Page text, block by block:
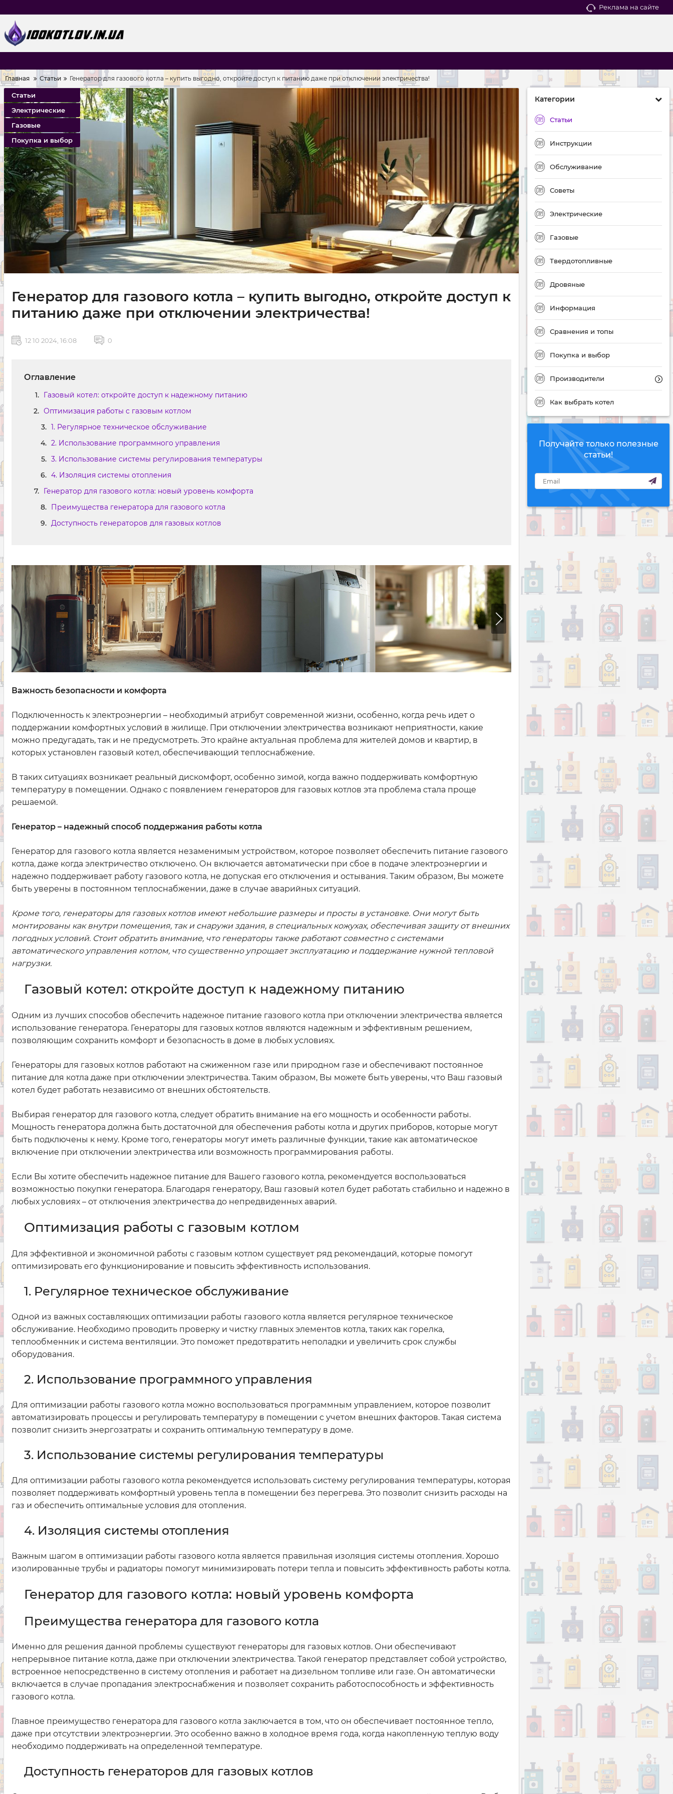
Реклама на сайте
Главная Статьи Генератор для газового котла – купить выгодно, откройте доступ к питанию даже при отключении электричества!
Категории
Статьи
Инструкции
Обслуживание
Советы
Электрические
Газовые
Твердотопливные
Дровяные
Информация
Сравнения и топы
Покупка и выбор
Производители
Как выбрать котел
Получайте только полезные
статьи!
Статьи
Электрические
Газовые
Покупка и выбор
Генератор для газового котла – купить выгодно, откройте доступ к
питанию даже при отключении электричества!
12 10 2024, 16:08 0
Оглавление
Газовый котел: откройте доступ к надежному питанию
Оптимизация работы с газовым котлом
1. Регулярное техническое обслуживание
2. Использование программного управления
3. Использование системы регулирования температуры
4. Изоляция системы отопления
Генератор для газового котла: новый уровень комфорта
Преимущества генератора для газового котла
Доступность генераторов для газовых котлов
Важность безопасности и комфорта
Подключенность к электроэнергии – необходимый атрибут современной жизни, особенно, когда речь идет о
поддержании комфортных условий в жилище. При отключении электричества возникают неприятности, какие
можно предугадать, так и не предусмотреть. Это крайне актуальная проблема для жителей домов и квартир, в
которых установлен газовый котел, обеспечивающий теплоснабжение.
В таких ситуациях возникает реальный дискомфорт, особенно зимой, когда важно поддерживать комфортную
температуру в помещении. Однако с появлением генераторов для газовых котлов эта проблема стала проще
решаемой.
Генератор – надежный способ поддержания работы котла
Генератор для газового котла является незаменимым устройством, которое позволяет обеспечить питание газового
котла, даже когда электричество отключено. Он включается автоматически при сбое в подаче электроэнергии и
надежно поддерживает работу газового котла, не допуская его отключения и остывания. Таким образом, Вы можете
быть уверены в постоянном теплоснабжении, даже в случае аварийных ситуаций.
Кроме того, генераторы для газовых котлов имеют небольшие размеры и просты в установке. Они могут быть
монтированы как внутри помещения, так и снаружи здания, в специальных кожухах, обеспечивая защиту от внешних
погодных условий. Стоит обратить внимание, что генераторы также работают совместно с системами
автоматического управления котлом, что существенно упрощает эксплуатацию и поддержание нужной тепловой
нагрузки.
Газовый котел: откройте доступ к надежному питанию
Одним из лучших способов обеспечить надежное питание газового котла при отключении электричества является
использование генератора. Генераторы для газовых котлов являются надежным и эффективным решением,
позволяющим сохранить комфорт и безопасность в доме в любых условиях.
Генераторы для газовых котлов работают на сжиженном газе или природном газе и обеспечивают постоянное
питание для котла даже при отключении электричества. Таким образом, Вы можете быть уверены, что Ваш газовый
котел будет работать независимо от внешних обстоятельств.
Выбирая генератор для газового котла, следует обратить внимание на его мощность и особенности работы.
Мощность генератора должна быть достаточной для обеспечения работы котла и других приборов, которые могут
быть подключены к нему. Кроме того, генераторы могут иметь различные функции, такие как автоматическое
включение при отключении электричества или возможность программирования работы.
Если Вы хотите обеспечить надежное питание для Вашего газового котла, рекомендуется воспользоваться
возможностью покупки генератора. Благодаря генератору, Ваш газовый котел будет работать стабильно и надежно в
любых условиях – от отключения электричества до непредвиденных аварий.
Оптимизация работы с газовым котлом
Для эффективной и экономичной работы с газовым котлом существует ряд рекомендаций, которые помогут
оптимизировать его функционирование и повысить эффективность использования.
1. Регулярное техническое обслуживание
Одной из важных составляющих оптимизации работы газового котла является регулярное техническое
обслуживание. Необходимо проводить проверку и чистку главных элементов котла, таких как горелка,
теплообменник и система вентиляции. Это поможет предотвратить неполадки и увеличить срок службы
оборудования.
2. Использование программного управления
Для оптимизации работы газового котла можно воспользоваться программным управлением, которое позволит
автоматизировать процессы и регулировать температуру в помещении с учетом внешних факторов. Такая система
позволит снизить энергозатраты и сохранить оптимальную температуру в доме.
3. Использование системы регулирования температуры
Для оптимизации работы газового котла рекомендуется использовать систему регулирования температуры, которая
позволяет поддерживать комфортный уровень тепла в помещении без перегрева. Это позволит снизить расходы на
газ и обеспечить оптимальные условия для отопления.
4. Изоляция системы отопления
Важным шагом в оптимизации работы газового котла является правильная изоляция системы отопления. Хорошо
изолированные трубы и радиаторы помогут минимизировать потери тепла и повысить эффективность работы котла.
Генератор для газового котла: новый уровень комфорта
Преимущества генератора для газового котла
Именно для решения данной проблемы существуют генераторы для газовых котлов. Они обеспечивают
непрерывное питание котла, даже при отключении электричества. Такой генератор представляет собой устройство,
встроенное непосредственно в систему отопления и работает на дизельном топливе или газе. Он автоматически
включается в случае пропадания электроснабжения и позволяет сохранить работоспособность и эффективность
газового котла.
Главное преимущество генератора для газового котла заключается в том, что он обеспечивает постоянное тепло,
даже при отсутствии электроэнергии. Это особенно важно в холодное время года, когда накопленную теплую воду
необходимо поддерживать на определенной температуре.
Доступность генераторов для газовых котлов